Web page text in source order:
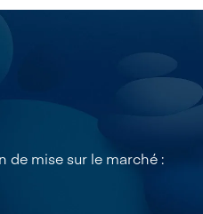
de mise sur le marché :